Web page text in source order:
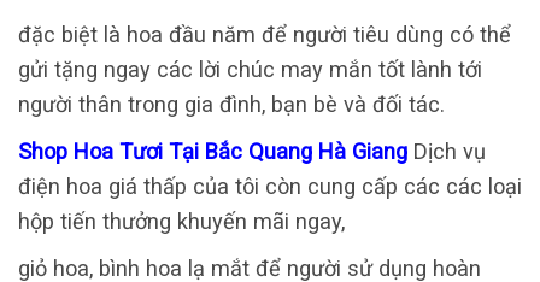
đặc biệt là hoa đầu năm để người tiêu dùng có thể
gửi tặng ngay các lời chúc may mắn tốt lành tới
người thân trong gia đình, bạn bè và đối tác.
Shop Hoa Tươi Tại Bắc Quang Hà Giang Dịch vụ
điện hoa giá thấp của tôi còn cung cấp các các loại
hộp tiến thưởng khuyến mãi ngay,
giỏ hoa, bình hoa lạ mắt để người sử dụng hoàn